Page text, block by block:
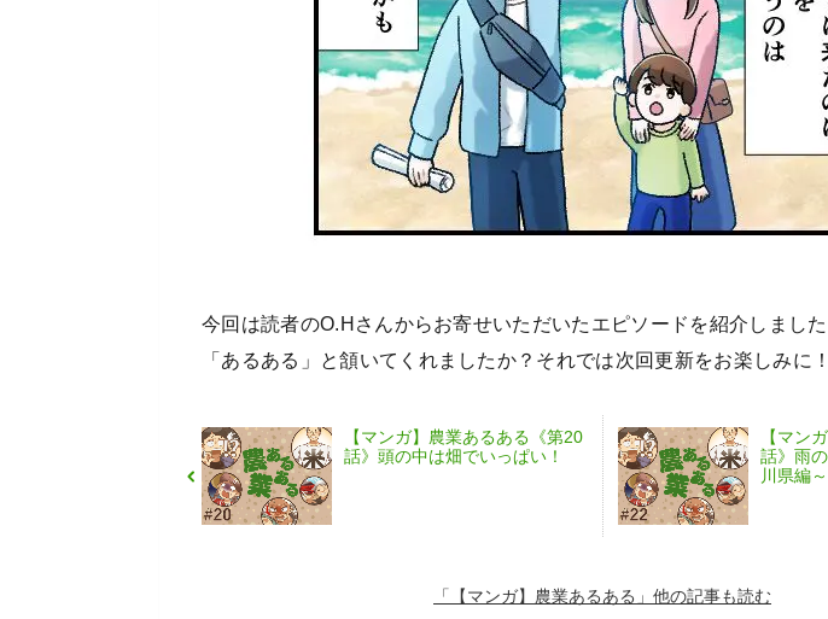
今回は読者のO.Hさんからお寄せいただいたエピソードを紹介しました
「あるある」と頷いてくれましたか？それでは次回更新をお楽しみに！
【マンガ】農業あるある《第20
話》頭の中は畑でいっぱい！
【マン
話》雨
川県編～
「【マンガ】農業あるある」